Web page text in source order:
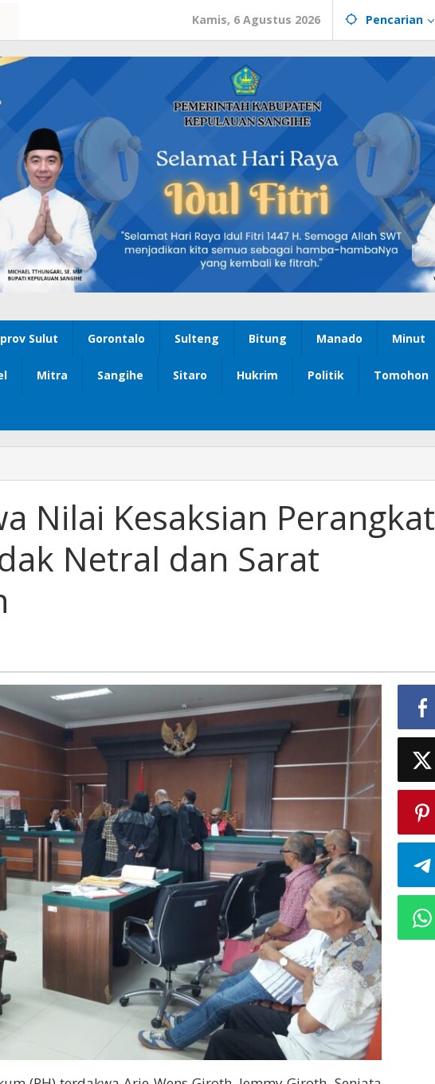
Kamis, 6 Agustus 2026 Pencarian
Sulut Gorontalo Sulteng Bitung Manado Minut
Mitra Sangihe Sitaro Hukrim Politik Tomohon
Nilai Kesaksian Perangkat
Netral dan Sarat